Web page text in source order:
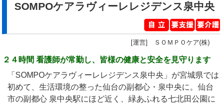
SOMPOケアラヴィーレレジデンス泉中央
[運営] ＳＯＭＰＯケア(株)
２４時間 看護師が常勤し、皆様の健康と安全を見守ります
「SOMPOケアラヴィーレレジデンス泉中央」が宮城県では
初めて、生活環境の整った仙台の副都心・泉中央に。仙台
市の副都心 泉中央駅にほど近く、緑あふれる七北田公園に